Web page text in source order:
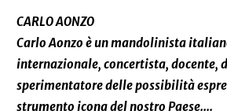
CARLO AONZO
Carlo Aonzo è un mandolinista
internazionale, concertista, docente,
sperimentatore delle possibilità
strumento icona del nostro Paese....